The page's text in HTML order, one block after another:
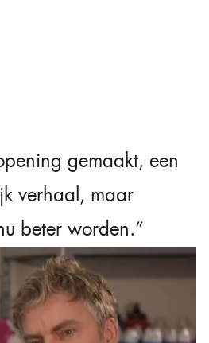
gemaakt, een
verhaal, maar
beter worden.”